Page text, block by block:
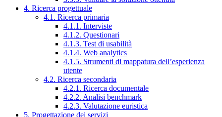
4. Ricerca progettuale
4.1. Ricerca primaria
4.1.1. Interviste
4.1.2. Questionari
4.1.3. Test di usabilità
4.1.4. Web analytics
4.1.5. Strumenti di mappatura dell’esperienza
utente
4.2. Ricerca secondaria
4.2.1. Ricerca documentale
4.2.2. Analisi benchmark
4.2.3. Valutazione euristica
5. Progettazione dei servizi